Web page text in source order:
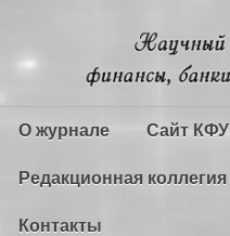
О журнале Сайт КФУ
Редакционная коллегия
Контакты